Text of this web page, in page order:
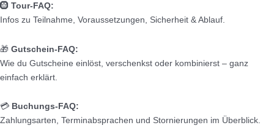
🛞 Tour-FAQ:
Infos zu Teilnahme, Voraussetzungen, Sicherheit & Ablauf.
🎁 Gutschein-FAQ:
Wie du Gutscheine einlöst, verschenkst oder kombinierst – ganz
einfach erklärt.
💳 Buchungs-FAQ:
Zahlungsarten, Terminabsprachen und Stornierungen im Überblick.